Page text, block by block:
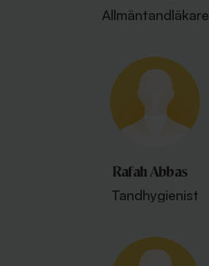
Allmäntandläkare
Rafah Abbas
Tandhygienist